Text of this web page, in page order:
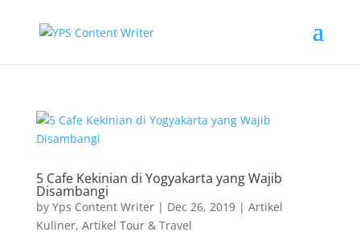
5 Cafe Kekinian di Yogyakarta yang Wajib
Disambangi
by Yps Content Writer| Dec 26, 2019| Artikel
Kuliner, Artikel Tour & Travel